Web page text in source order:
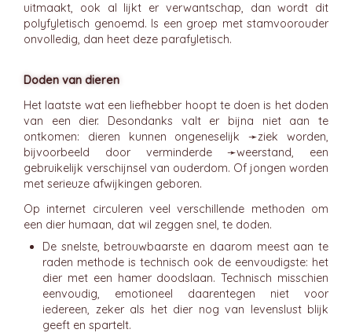
uitmaakt, ook al lijkt er verwantschap, dan wordt dit
polyfyletisch genoemd. Is een groep met stamvoorouder
onvolledig, dan heet deze parafyletisch.
Doden van dieren
Het laatste wat een liefhebber hoopt te doen is het doden
van een dier. Desondanks valt er bijna niet aan te
ontkomen: dieren kunnen ongeneselijk ➛ziek worden,
bijvoorbeeld door verminderde ➛weerstand, een
gebruikelijk verschijnsel van ouderdom. Of jongen worden
met serieuze afwijkingen geboren.
Op internet circuleren veel verschillende methoden om
een dier humaan, dat wil zeggen snel, te doden.
De snelste, betrouwbaarste en daarom meest aan te
raden methode is technisch ook de eenvoudigste: het
dier met een hamer doodslaan. Technisch misschien
eenvoudig, emotioneel daarentegen niet voor
iedereen, zeker als het dier nog van levenslust blijk
geeft en spartelt.